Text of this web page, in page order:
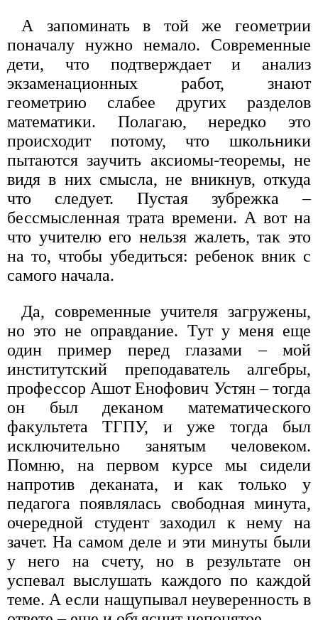
А запоминать в той же геометрии
поначалу нужно немало. Современные
дети, что подтверждает и анализ
экзаменационных работ, знают
геометрию слабее других разделов
математики. Полагаю, нередко это
происходит потому, что школьники
пытаются заучить аксиомы-теоремы, не
видя в них смысла, не вникнув, откуда
что следует. Пустая зубрежка –
бессмысленная трата времени. А вот на
что учителю его нельзя жалеть, так это
на то, чтобы убедиться: ребенок вник с
самого начала.
Да, современные учителя загружены,
но это не оправдание. Тут у меня еще
один пример перед глазами – мой
институтский преподаватель алгебры,
профессор Ашот Енофович Устян – тогда
он был деканом математического
факультета ТГПУ, и уже тогда был
исключительно занятым человеком.
Помню, на первом курсе мы сидели
напротив деканата, и как только у
педагога появлялась свободная минута,
очередной студент заходил к нему на
зачет. На самом деле и эти минуты были
у него на счету, но в результате он
успевал выслушать каждого по каждой
теме. А если нащупывал неуверенность в